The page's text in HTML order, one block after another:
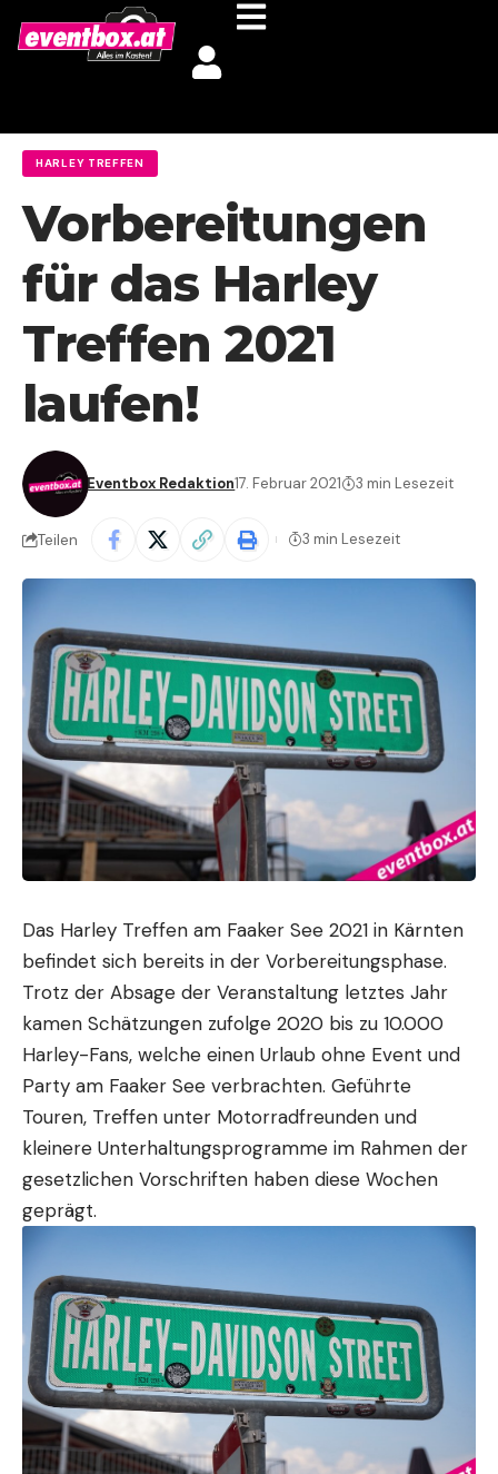
HARLEY TREFFEN
Vorbereitungen
für das Harley
Treffen 2021
laufen!
Eventbox Redaktion17. Februar 2021 3 min Lesezeit
Teilen 3 min Lesezeit
Das Harley Treffen am Faaker See 2021 in Kärnten
befindet sich bereits in der Vorbereitungsphase.
Trotz der Absage der Veranstaltung letztes Jahr
kamen Schätzungen zufolge 2020 bis zu 10.000
Harley-Fans, welche einen Urlaub ohne Event und
Party am Faaker See verbrachten. Geführte
Touren, Treffen unter Motorradfreunden und
kleinere Unterhaltungsprogramme im Rahmen der
gesetzlichen Vorschriften haben diese Wochen
geprägt.